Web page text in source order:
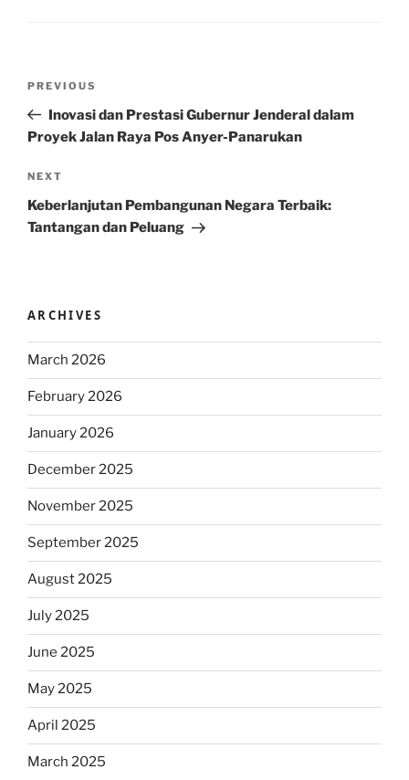
Previous
Post
PREVIOUS
Inovasi dan Prestasi Gubernur Jenderal dalam
Proyek Jalan Raya Pos Anyer-Panarukan
Next
Post
NEXT
Keberlanjutan Pembangunan Negara Terbaik:
Tantangan dan Peluang
ARCHIVES
March 2026
February 2026
January 2026
December 2025
November 2025
September 2025
August 2025
July 2025
June 2025
May 2025
April 2025
March 2025